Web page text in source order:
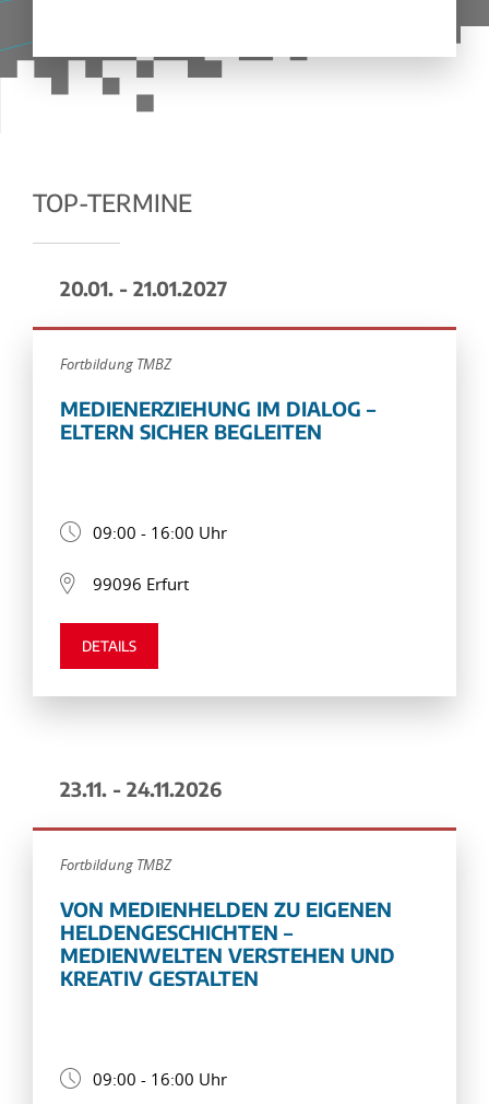
TOP-TERMINE
20.01. - 21.01.2027
Fortbildung TMBZ
MEDIENERZIEHUNG IM DIALOG –
ELTERN SICHER BEGLEITEN
09:00 - 16:00 Uhr
99096 Erfurt
DETAILS
23.11. - 24.11.2026
Fortbildung TMBZ
VON MEDIENHELDEN ZU EIGENEN
HELDENGESCHICHTEN –
MEDIENWELTEN VERSTEHEN UND
KREATIV GESTALTEN
09:00 - 16:00 Uhr